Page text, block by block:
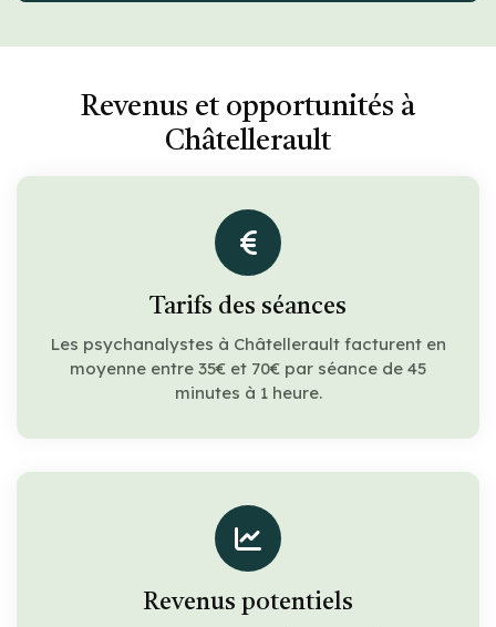
Revenus et opportunités à
Châtellerault
Tarifs des séances
Les psychanalystes à Châtellerault facturent en
moyenne entre 35€ et 70€ par séance de 45
minutes à 1 heure.
Revenus potentiels